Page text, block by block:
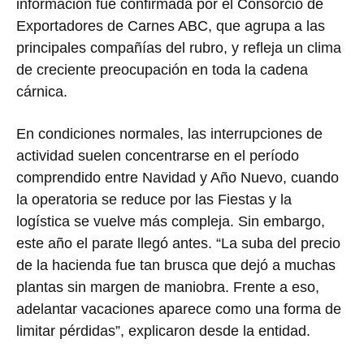
información fue confirmada por el Consorcio de
Exportadores de Carnes ABC, que agrupa a las
principales compañías del rubro, y refleja un clima
de creciente preocupación en toda la cadena
cárnica.
En condiciones normales, las interrupciones de
actividad suelen concentrarse en el período
comprendido entre Navidad y Año Nuevo, cuando
la operatoria se reduce por las Fiestas y la
logística se vuelve más compleja. Sin embargo,
este año el parate llegó antes. “La suba del precio
de la hacienda fue tan brusca que dejó a muchas
plantas sin margen de maniobra. Frente a eso,
adelantar vacaciones aparece como una forma de
limitar pérdidas”, explicaron desde la entidad.